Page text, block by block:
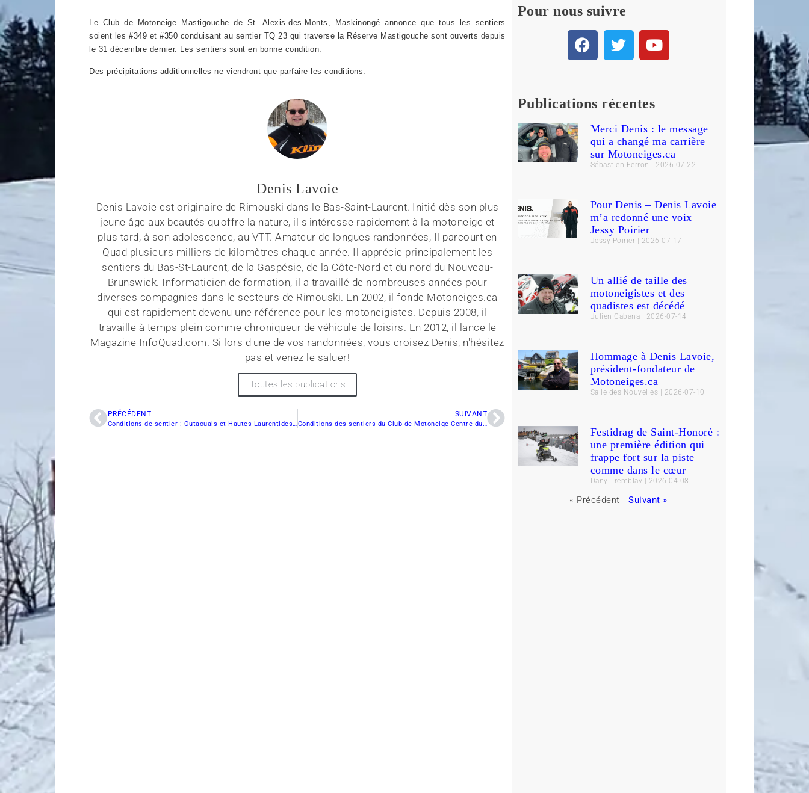
Le Club de Motoneige Mastigouche de St. Alexis-des-Monts, Maskinongé annonce que tous les sentiers
soient les #349 et #350 conduisant au sentier TQ 23 qui traverse la Réserve Mastigouche sont ouverts depuis
le 31 décembre dernier. Les sentiers sont en bonne condition.
Des précipitations additionnelles ne viendront que parfaire les conditions.
Denis Lavoie
Denis Lavoie est originaire de Rimouski dans le Bas-Saint-Laurent. Initié dès son plus
jeune âge aux beautés qu'offre la nature, il s'intéresse rapidement à la motoneige et
plus tard, à son adolescence, au VTT. Amateur de longues randonnées, Il parcourt en
Quad plusieurs milliers de kilomètres chaque année. Il apprécie principalement les
sentiers du Bas-St-Laurent, de la Gaspésie, de la Côte-Nord et du nord du Nouveau-
Brunswick. Informaticien de formation, il a travaillé de nombreuses années pour
diverses compagnies dans le secteurs de Rimouski. En 2002, il fonde Motoneiges.ca
qui est rapidement devenu une référence pour les motoneigistes. Depuis 2008, il
travaille à temps plein comme chroniqueur de véhicule de loisirs. En 2012, il lance le
Magazine InfoQuad.com. Si lors d'une de vos randonnées, vous croisez Denis, n'hésitez
pas et venez le saluer!
Toutes les publications
PRÉCÉDENT
Conditions de sentier : Outaouais et Hautes Laurentides et sentier Coureurs des Bois
SUIVANT
Conditions des sentiers du Club de Motoneige Centre-du-Québec
Pour nous suivre
Publications récentes
Merci Denis : le message
qui a changé ma carrière
sur Motoneiges.ca
Sébastien Ferron 2026-07-22
Pour Denis – Denis Lavoie
m’a redonné une voix –
Jessy Poirier
Jessy Poirier 2026-07-17
Un allié de taille des
motoneigistes et des
quadistes est décédé
Julien Cabana 2026-07-14
Hommage à Denis Lavoie,
président-fondateur de
Motoneiges.ca
Salle des Nouvelles 2026-07-10
Festidrag de Saint-Honoré :
une première édition qui
frappe fort sur la piste
comme dans le cœur
Dany Tremblay 2026-04-08
« Précédent Suivant »